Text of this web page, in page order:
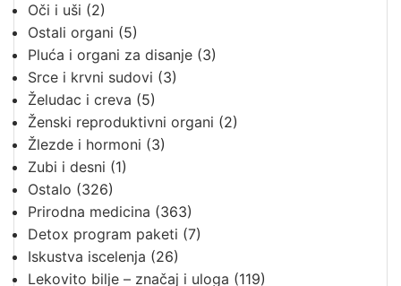
Oči i uši (2)
Ostali organi (5)
Pluća i organi za disanje (3)
Srce i krvni sudovi (3)
Želudac i creva (5)
Ženski reproduktivni organi (2)
Žlezde i hormoni (3)
Zubi i desni (1)
Ostalo (326)
Prirodna medicina (363)
Detox program paketi (7)
Iskustva iscelenja (26)
Lekovito bilje – značaj i uloga (119)